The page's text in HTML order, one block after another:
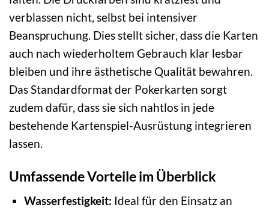
verblassen nicht, selbst bei intensiver
Beanspruchung. Dies stellt sicher, dass die Karten
auch nach wiederholtem Gebrauch klar lesbar
bleiben und ihre ästhetische Qualität bewahren.
Das Standardformat der Pokerkarten sorgt
zudem dafür, dass sie sich nahtlos in jede
bestehende Kartenspiel-Ausrüstung integrieren
lassen.
Umfassende Vorteile im Überblick
Wasserfestigkeit: Ideal für den Einsatz an